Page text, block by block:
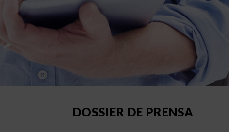
DOSSIER DE PRENSA